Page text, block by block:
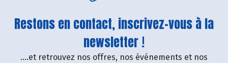
Restons en contact, inscrivez-vous à la
newsletter !
....et retrouvez nos offres, nos événements et nos